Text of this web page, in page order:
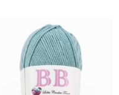
a
plusieurs
variations.
Les
options
peuvent